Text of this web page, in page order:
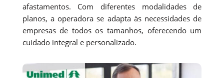
afastamentos. Com diferentes modalidades de
planos, a operadora se adapta às necessidades de
empresas de todos os tamanhos, oferecendo um
cuidado integral e personalizado.